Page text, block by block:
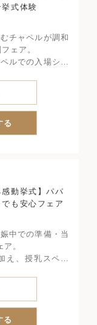
式体験
チャペルが調和
ェア。
ルでの入場シー
と洋の世界観を
。
る
感動挙式】パパ
も安心フェア
中での準備・当
。
え、授乳スペー
り、希望があれ
能。
る